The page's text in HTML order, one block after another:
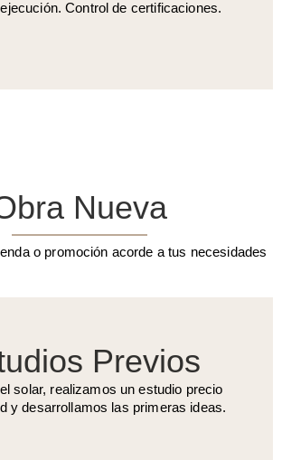
Control de certificaciones.
Nueva
o promoción acorde a tus necesidades
Previos
solar, realizamos un estudio precio
y desarrollamos las primeras ideas.